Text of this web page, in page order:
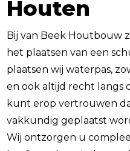
Houten
Bij van Beek Houtbouw
het plaatsen van een
plaatsen wij waterpas,
en ook altijd recht langs
kunt erop vertrouwen
vakkundig geplaatst
Wij ontzorgen u